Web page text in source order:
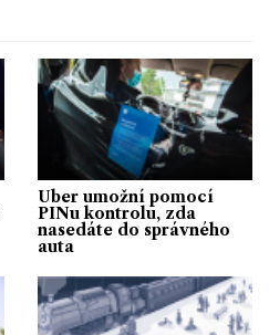
Uber umožní pomocí
PINu kontrolu, zda
nasedáte do správného
auta